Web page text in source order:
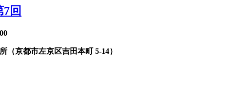
回
京都市左京区吉田本町 5-14）